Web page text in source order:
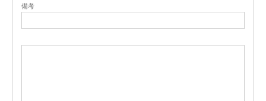
備考